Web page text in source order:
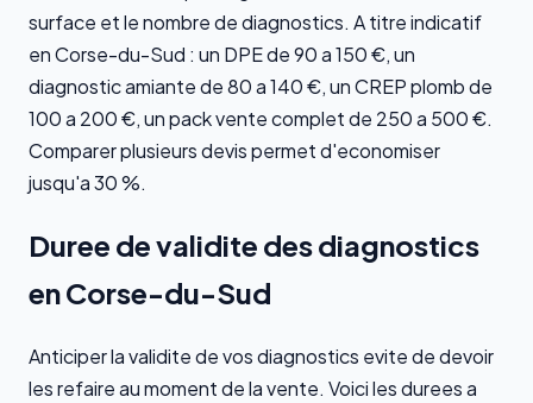
surface et le nombre de diagnostics. A titre indicatif
en Corse-du-Sud : un DPE de 90 a 150 €, un
diagnostic amiante de 80 a 140 €, un CREP plomb de
100 a 200 €, un pack vente complet de 250 a 500 €.
Comparer plusieurs devis permet d'economiser
jusqu'a 30 %.
Duree de validite des diagnostics
en Corse-du-Sud
Anticiper la validite de vos diagnostics evite de devoir
les refaire au moment de la vente. Voici les durees a